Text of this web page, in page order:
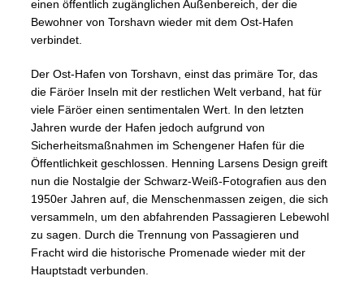
einen öffentlich zugänglichen Außenbereich, der die
Bewohner von Torshavn wieder mit dem Ost-Hafen
verbindet.
Der Ost-Hafen von Torshavn, einst das primäre Tor, das
die Färöer Inseln mit der restlichen Welt verband, hat für
viele Färöer einen sentimentalen Wert. In den letzten
Jahren wurde der Hafen jedoch aufgrund von
Sicherheitsmaßnahmen im Schengener Hafen für die
Öffentlichkeit geschlossen. Henning Larsens Design greift
nun die Nostalgie der Schwarz-Weiß-Fotografien aus den
1950er Jahren auf, die Menschenmassen zeigen, die sich
versammeln, um den abfahrenden Passagieren Lebewohl
zu sagen. Durch die Trennung von Passagieren und
Fracht wird die historische Promenade wieder mit der
Hauptstadt verbunden.